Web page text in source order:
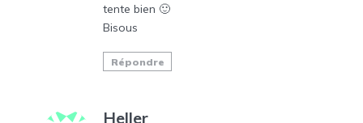
tente bien 🙂
Bisous
Répondre
Heller